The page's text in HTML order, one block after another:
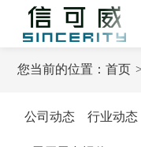
您当前的位置：首页
公司动态 行业动态